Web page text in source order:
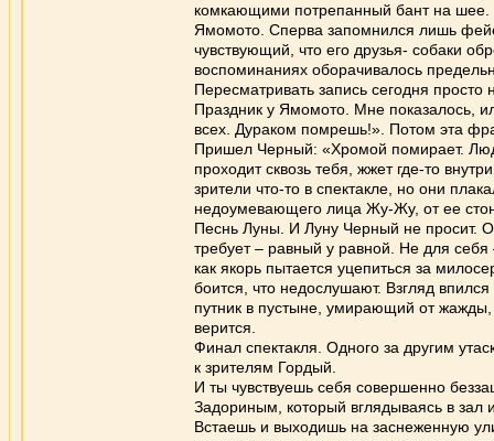
комкающими потрепанный бант на шее.
Ямомото. Сперва запомнился лишь
чувствующий, что его друзья- собаки
воспоминаниях оборачивалось
Пересматривать запись сегодня
Праздник у Ямомото. Мне показалось,
всех. Дураком помрешь!». Потом эта
Пришел Черный: «Хромой помирает.
проходит сквозь тебя, жжет где-то
зрители что-то в спектакле, но они
недоумевающего лица Жу-Жу, от ее
Песнь Луны. И Луну Черный не просит.
требует – равный у равной. Не для
как якорь пытается уцепиться за
боится, что недослушают. Взгляд впился
путник в пустыне, умирающий от жажды,
верится.
Финал спектакля. Одного за другим
к зрителям Гордый.
И ты чувствуешь себя совершенно
Задориным, который вглядываясь в
Встаешь и выходишь на заснеженную